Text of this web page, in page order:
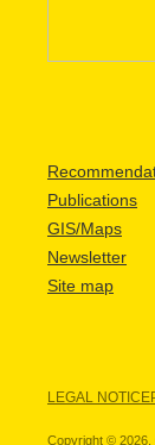
Publications
GIS/Maps
Newsletter
Site map
LEGAL NOTICE
Copyright © 2026.